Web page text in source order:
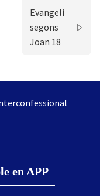
Evangeli
segons
Joan 18
en APP